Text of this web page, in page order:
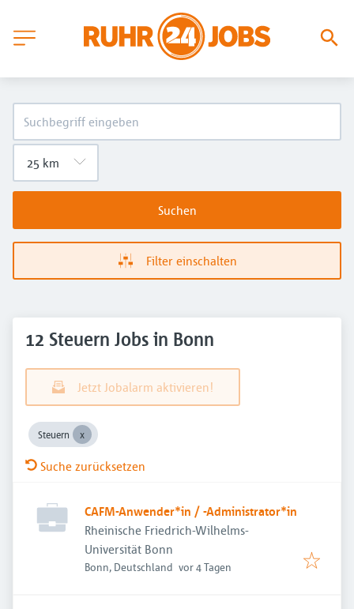
Suchen
Filter einschalten
12 Steuern Jobs in Bonn
Jetzt Jobalarm aktivieren!
Steuern
Suche zurücksetzen
CAFM-Anwender*in / -Administrator*in
Rheinische Friedrich-Wilhelms-
Universität Bonn
Bonn, Deutschland Veröffentlicht
vor 4 Tagen